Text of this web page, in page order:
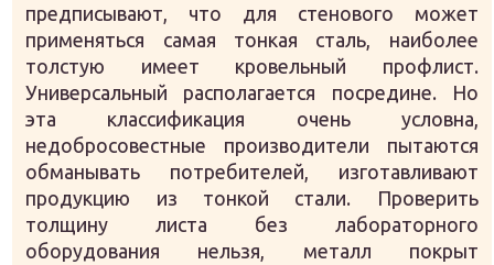
предписывают, что для стенового может
применяться самая тонкая сталь, наиболее
толстую имеет кровельный профлист.
Универсальный располагается посредине. Но
эта классификация очень условна,
недобросовестные производители пытаются
обманывать потребителей, изготавливают
продукцию из тонкой стали. Проверить
толщину листа без лабораторного
оборудования нельзя, металл покрыт